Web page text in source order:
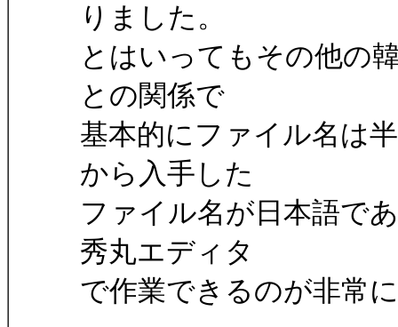
りました。
とはいってもその他の
との関係で
基本的にファイル名は
から入手した
ファイル名が日本語で
秀丸エディタ
で作業できるのが非常